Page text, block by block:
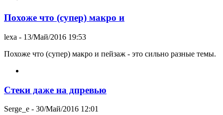
Похоже что (супер) макро и
lexa - 13/Май/2016 19:53
Похоже что (супер) макро и пейзаж - это сильно разные темы.
Стеки даже на дпревью
Serge_e - 30/Май/2016 12:01